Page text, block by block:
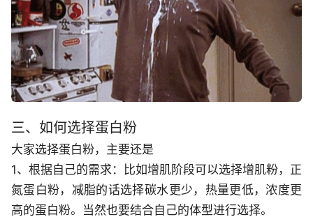
三、如何选择蛋白粉
大家选择蛋白粉，主要还是
1、根据自己的需求：比如增肌阶段可以选择增肌粉，正
氮蛋白粉，减脂的话选择碳水更少，热量更低，浓度更
高的蛋白粉。当然也要结合自己的体型进行选择。